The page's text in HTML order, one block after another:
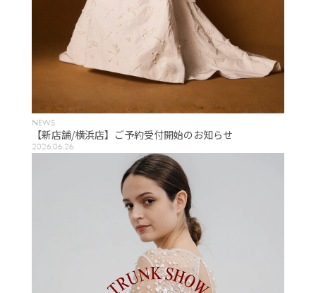
NEWS
【新店舗/横浜店】ご予約受付開始のお知らせ
2026.06.26